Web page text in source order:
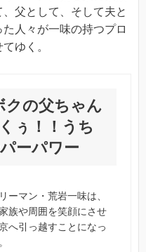
父として、そして夫と
人々が一味の持つプロ
ゆく。
クの父ちゃん
ぅ！！うち
ーパワー
ーマン・荒岩一味は、
族や周囲を笑顔にさせ
へ引っ越すことになっ